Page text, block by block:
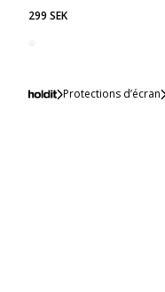
299 SEK
Protections d’écran